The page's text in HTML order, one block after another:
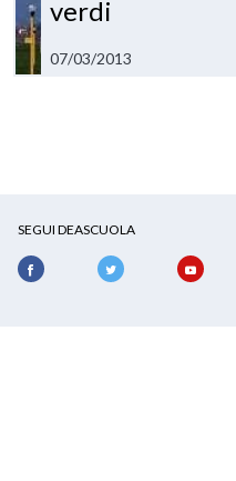
verdi
07/03/2013
SEGUI DEASCUOLA